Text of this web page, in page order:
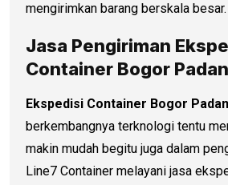
mengirimkan barang berskala besar.
Jasa Pengiriman
Container Bogor
Ekspedisi Container Bogor
berkembangnya terknologi tentu
makin mudah begitu juga dalam
Line7 Container melayani jasa